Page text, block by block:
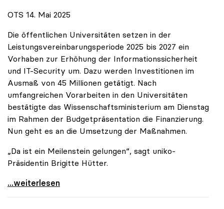
OTS 14. Mai 2025
Die öffentlichen Universitäten setzen in der
Leistungsvereinbarungsperiode 2025 bis 2027 ein
Vorhaben zur Erhöhung der Informationssicherheit
und IT-Security um. Dazu werden Investitionen im
Ausmaß von 45 Millionen getätigt. Nach
umfangreichen Vorarbeiten in den Universitäten
bestätigte das Wissenschaftsministerium am Dienstag
im Rahmen der Budgetpräsentation die Finanzierung.
Nun geht es an die Umsetzung der Maßnahmen.
„Da ist ein Meilenstein gelungen“, sagt uniko-
Präsidentin Brigitte Hütter.
Universitäten wappnen sich gegen zunehmende Gefahr
...weiterlesen